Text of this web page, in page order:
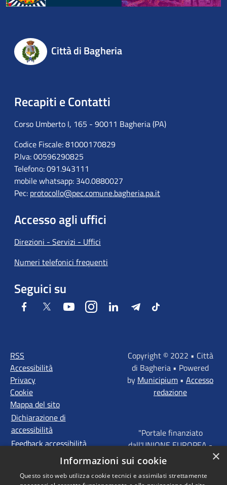
Città di Bagheria
Recapiti e Contatti
Corso Umberto I, 165 - 90011 Bagheria (PA)
Codice Fiscale: 81000170829
P.Iva: 00596290825
Telefono: 091.943111
mobile whatsapp: 340.0880027
Pec: protocollo@pec.comune.bagheria.pa.it
Accesso agli uffici
Direzioni - Servizi - Uffici
Numeri telefonici frequenti
Seguici su
Facebook Twitter YoutubeInstagramLinkedIn TelegramTiktok
RSS
Accessibilità
Privacy
Cookie
Mappa del sito
Dichiarazione di
accessibilità
Feedback accessibilità
Copyright © 2022 • Città
di Bagheria • Powered
by Municipium • Accesso
redazione
"Portale finanziato
dall'UNIONE EUROPEA -
FONDI STRUTTURALI
EUROPEI - Programma
×
Informazioni sui cookie
Questo sito web utilizza cookie tecnici e assimilati strettamente